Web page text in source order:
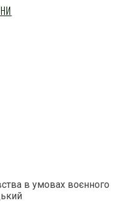
в умовах воєнного